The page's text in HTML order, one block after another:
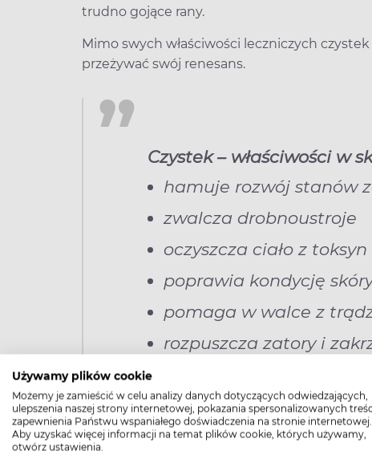
Używamy plików cookie
Możemy je zamieścić w celu analizy danych dotyczących odwiedzających,
ulepszenia naszej strony internetowej, pokazania spersonalizowanych
zapewnienia Państwu wspaniałego doświadczenia na stronie internetowej.
Aby uzyskać więcej informacji na temat plików cookie, których używamy,
otwórz ustawienia.
trudno gojące rany.
Mimo swych właściwości leczniczych
przeżywać swój renesans.
Czystek – właściwości w
hamuje rozwój stanów
zwalcza drobnoustroje
oczyszcza ciało z toksyn
poprawia kondycję
pomaga w walce z
rozpuszcza zatory i
zapobiega chorobie
Sprawdź:Zioła i herbaty ziołowe